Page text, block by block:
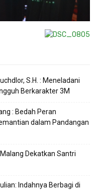
S.H. : Meneladani
Berkarakter 3M
: Bedah Peran
dalam Pandangan
Dekatkan Santri
Indahnya Berbagi di